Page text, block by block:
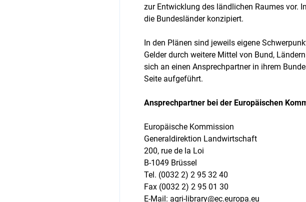
zur Entwicklung des ländlichen Raumes vor.
die Bundesländer konzipiert.
In den Plänen sind jeweils eigene
Gelder durch weitere Mittel von Bund,
sich an einen Ansprechpartner in ihrem
Seite aufgeführt.
Ansprechpartner bei der Europäischen
Europäische Kommission
Generaldirektion Landwirtschaft
200, rue de la Loi
B-1049 Brüssel
Tel. (0032 2) 2 95 32 40
Fax (0032 2) 2 95 01 30
E-Mail: agri-library@ec.europa.eu